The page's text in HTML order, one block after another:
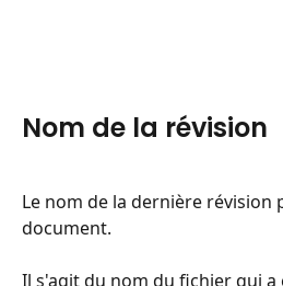
Nom de la révision
Le nom de la dernière révision
document.
Il s'agit du nom du fichier qui a